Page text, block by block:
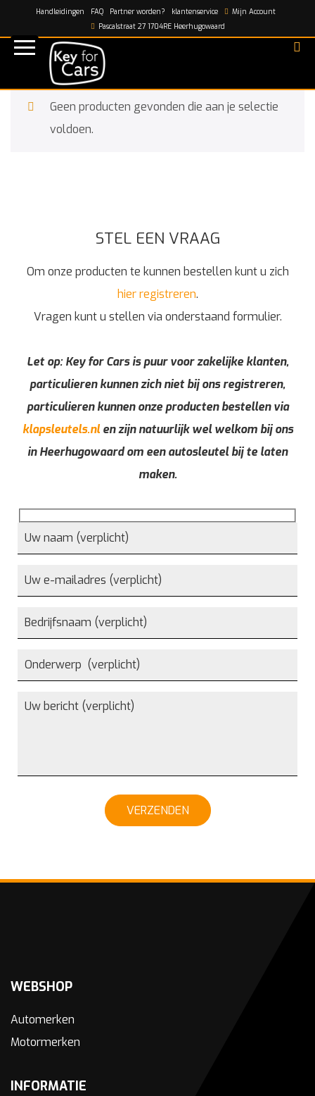
Handleidingen FAQ Partner worden? klantenservice
Mijn Account
Pascalstraat 27 1704RE Heerhugowaard
Home/8V0837220P
8V0837220P
Geen producten gevonden die aan je selectie
voldoen.
STEL EEN VRAAG
Om onze producten te kunnen bestellen kunt u zich
hier registreren.
Vragen kunt u stellen via onderstaand formulier.
Let op: Key for Cars is puur voor zakelijke klanten,
particulieren kunnen zich niet bij ons registreren,
particulieren kunnen onze producten bestellen via
klapsleutels.nlen zijn natuurlijk wel welkom bij ons
in Heerhugowaard om een autosleutel bij te laten
maken.
VERZENDEN
WEBSHOP
Automerken
Motormerken
INFORMATIE